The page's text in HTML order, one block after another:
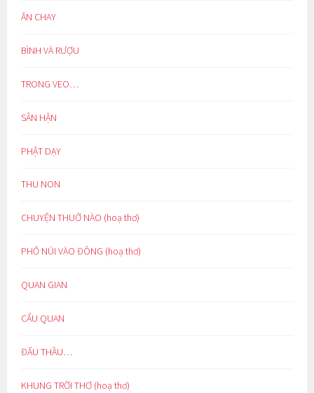
ĂN CHAY
BÌNH VÀ RƯỢU
TRONG VEO…
SÂN HẬN
PHẬT DẠY
THU NON
CHUYỆN THUỞ NÀO (hoạ thơ)
PHỐ NÚI VÀO ĐÔNG (hoạ thơ)
QUAN GIAN
CẨU QUAN
ĐẤU THẦU…
KHUNG TRỜI THƠ (hoạ thơ)